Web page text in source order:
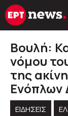
Μετάβαση
σε
Βουλή:
νόμου
της
Ενόπλων
ΕΙΔΗΣΕΙΣ